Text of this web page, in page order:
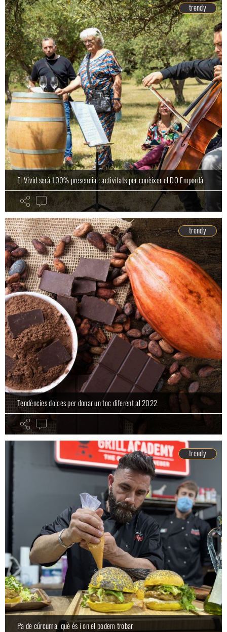
trendy
El Vívid serà 100% presencial: activitats per conèixer el DO Empordà
trendy
Tendències dolces per donar un toc diferent al 2022
trendy
Pa de cúrcuma, què és i on el podem trobar